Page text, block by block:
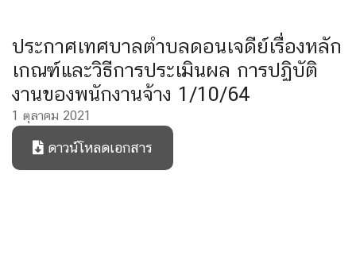
ประกาศเทศบาลตำบลดอนเจดีย์เรื่องหลัก
เกณฑ์และวิธีการประเมินผล การปฏิบัติ
งานของพนักงานจ้าง 1/10/64
1 ตุลาคม 2021
ดาวน์โหลดเอกสาร